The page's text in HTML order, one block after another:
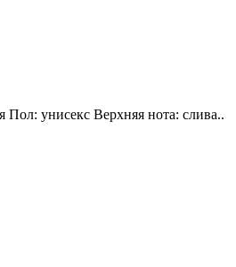
унисекс Верхняя нота: слива..